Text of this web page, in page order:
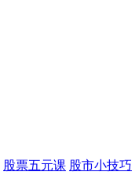
股票五元课 股市小技巧